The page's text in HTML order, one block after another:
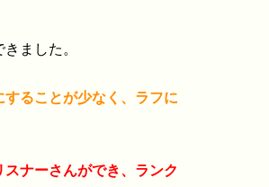
ました。
ることが少なく、ラフに
ナーさんができ、ランク